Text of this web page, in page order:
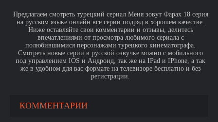
Предлагаем смотреть турецкий сериал Меня зовут Фарах 18 серия
на русском языке онлайн все серии подряд в хорошем качестве.
Ниже оставляйте свои комментарии и отзывы, делитесь
впечатлениями от просмотра любимого сериала с
полюбившимися персонажами турецкого кинематографа.
Смотреть новые серии в русской озвучке можно с мобильного
под управлением IOS и Андроид, так же на IPad и IPhone, а так
же в удобном для вас формате на телевизоре бесплатно и без
регистрации.
КОММЕНТАРИИ